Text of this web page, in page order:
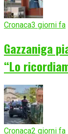
Cronaca3 giorni fa
Gazzaniga
“Lo
Cronaca2 giorni fa